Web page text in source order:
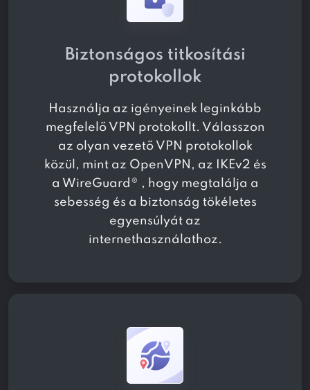
Biztonságos titkosítási
protokollok
Használja az igényeinek leginkább
megfelelő VPN protokollt. Válasszon
az olyan vezető VPN protokollok
közül, mint az OpenVPN, az IKEv2 és
a WireGuard® , hogy megtalálja a
sebesség és a biztonság tökéletes
egyensúlyát az
internethasználathoz.